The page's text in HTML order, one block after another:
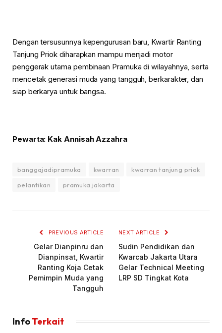
Dengan tersusunnya kepengurusan baru, Kwartir Ranting
Tanjung Priok diharapkan mampu menjadi motor
penggerak utama pembinaan Pramuka di wilayahnya, serta
mencetak generasi muda yang tangguh, berkarakter, dan
siap berkarya untuk bangsa.
Pewarta: Kak Annisah Azzahra
banggajadipramuka kwarran
kwarran tanjung priok
pelantikan
pramuka jakarta
PREVIOUS ARTICLE
Gelar Dianpinru dan
Dianpinsat, Kwartir
Ranting Koja Cetak
Pemimpin Muda yang
Tangguh
NEXT ARTICLE
Sudin Pendidikan dan
Kwarcab Jakarta Utara
Gelar Technical Meeting
LRP SD Tingkat Kota
InfoTerkait